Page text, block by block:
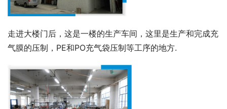
走进大楼门后，这是一楼的生产车间，这里是生产和完成充
气膜的压制，PE和PO充气袋压制等工序的地方.